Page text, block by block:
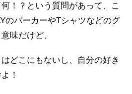
！？という質問があって、こ
のパーカーやTシャツなどのグ
味だけど、
どこにもないし、自分の好き
！